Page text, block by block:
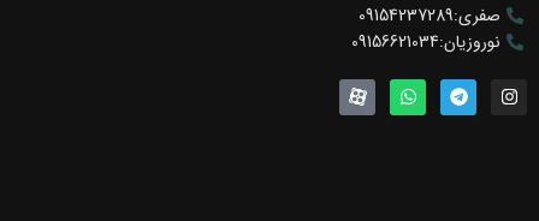
صفری:09154237289
نوروزیان:09156621034